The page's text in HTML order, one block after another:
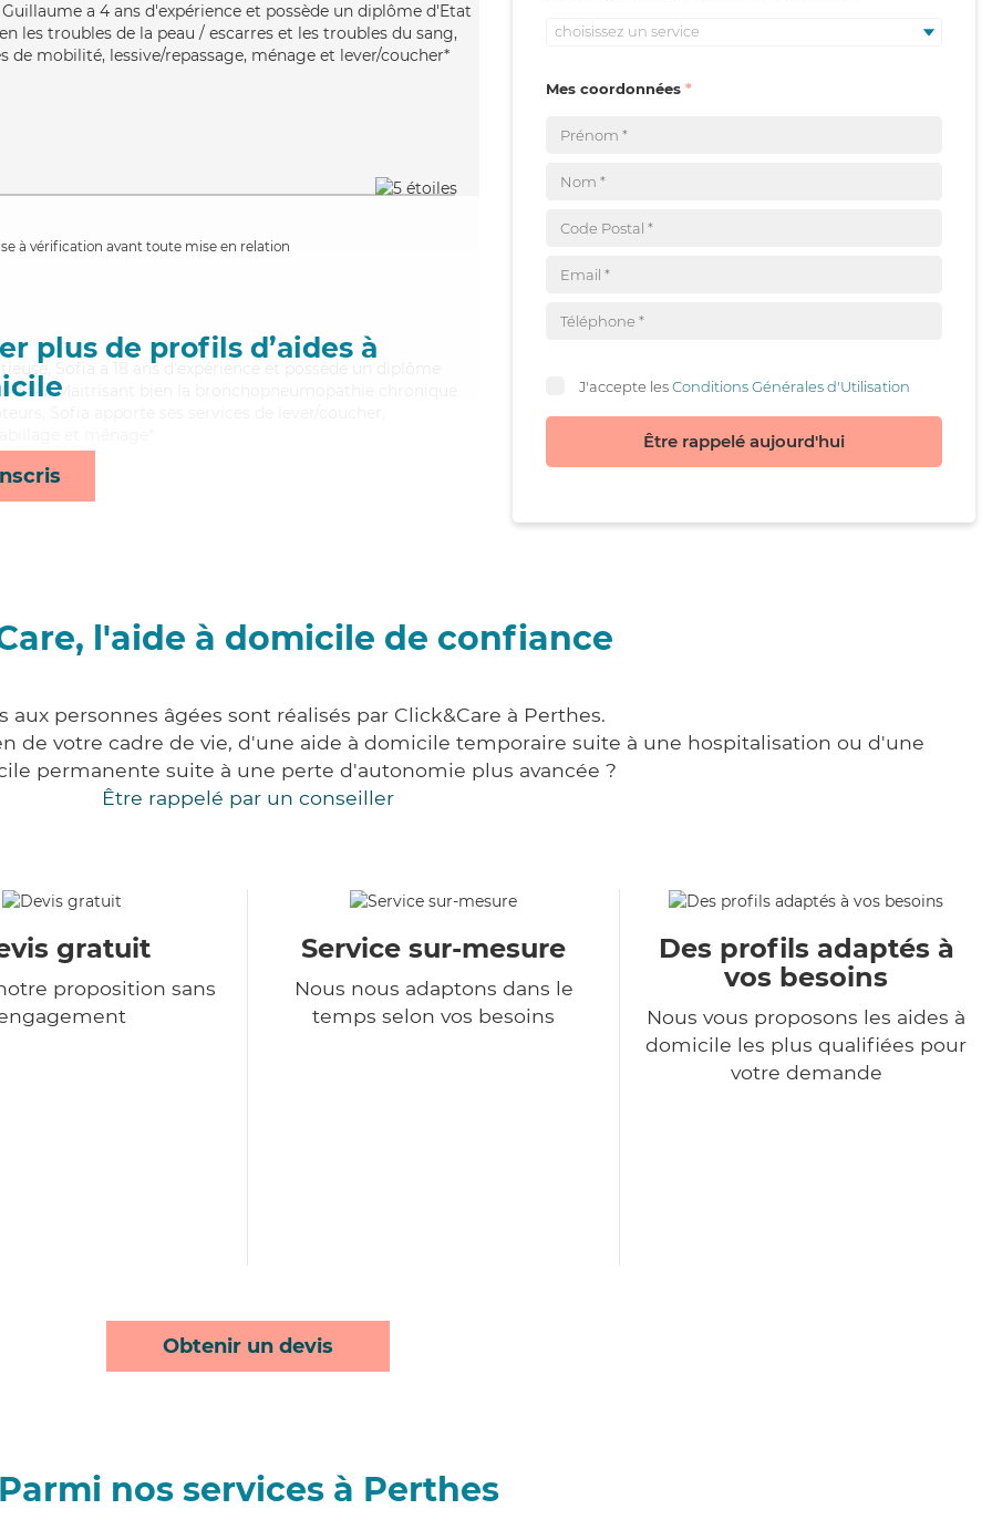
a 4 ans d'expérience et possède un diplôme d'Etat
les troubles de la peau / escarres et les troubles du sang,
de mobilité, lessive/repassage, ménage et lever/coucher*
à vérification avant toute mise en relation
plus de profils d’aides à
Sofia a 18 ans d'expérience et possède un diplôme
Maitrisant bien la bronchopneumopathie chronique
choisissez un service
Mes coordonnées
J'accepte lesConditions Générales d'Utilisation
Être rappelé aujourd'hui
l'aide à domicile de confiance
aux personnes âgées sont réalisés par Click&Care à Perthes.
de votre cadre de vie, d'une aide à domicile temporaire suite à une hospitalisation ou d'une
permanente suite à une perte d'autonomie plus avancée ?
Être rappelé par un conseiller
gratuit
proposition sans
Service sur-mesure
Nous nous adaptons dans le
temps selon vos besoins
Des profils adaptés à
vos besoins
Nous vous proposons les aides à
domicile les plus qualifiées pour
votre demande
Obtenir un devis
Parmi nos services à Perthes